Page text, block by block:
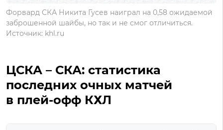
Форвард СКА Никита Гусев наиграл на 0,58 ожидаемой
заброшенной шайбы, но так и не смог отличиться.
Источник: khl.ru
ЦСКА – СКА: статистика
последних очных матчей
в плей-офф КХЛ